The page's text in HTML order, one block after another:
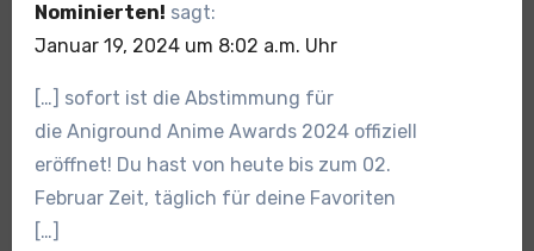
Nominierten! sagt:
Januar 19, 2024 um 8:02 a.m. Uhr
[…] sofort ist die Abstimmung für
die Aniground Anime Awards 2024 offiziell
eröffnet! Du hast von heute bis zum 02.
Februar Zeit, täglich für deine Favoriten
[…]